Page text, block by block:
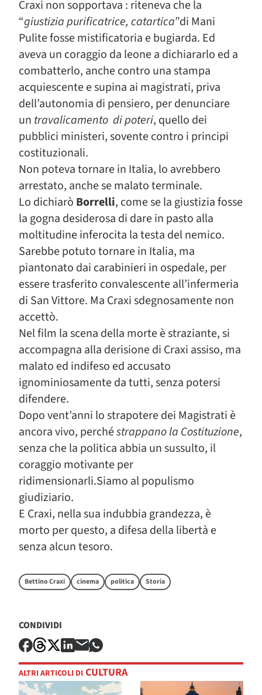
Craxi non sopportava : riteneva che la
“giustizia purificatrice, catartica”di Mani
Pulite fosse mistificatoria e bugiarda. Ed
aveva un coraggio da leone a dichiararlo ed a
combatterlo, anche contro una stampa
acquiescente e supina ai magistrati, priva
dell’autonomia di pensiero, per denunciare
un travalicamento di poteri, quello dei
pubblici ministeri, sovente contro i principi
costituzionali.
Non poteva tornare in Italia, lo avrebbero
arrestato, anche se malato terminale.
Lo dichiarò Borrelli, come se la giustizia fosse
la gogna desiderosa di dare in pasto alla
moltitudine inferocita la testa del nemico.
Sarebbe potuto tornare in Italia, ma
piantonato dai carabinieri in ospedale, per
essere trasferito convalescente all’infermeria
di San Vittore. Ma Craxi sdegnosamente non
accettò.
Nel film la scena della morte è straziante, si
accompagna alla derisione di Craxi assiso, ma
malato ed indifeso ed accusato
ignominiosamente da tutti, senza potersi
difendere.
Dopo vent’anni lo strapotere dei Magistrati è
ancora vivo, perchéstrappano la Costituzione,
senza che la politica abbia un sussulto, il
coraggio motivante per
ridimensionarli.Siamo al populismo
giudiziario.
E Craxi, nella sua indubbia grandezza, è
morto per questo, a difesa della libertà e
senza alcun tesoro.
Bettino Craxi cinema politica Storia
CONDIVIDI
ALTRI ARTICOLI DI CULTURA